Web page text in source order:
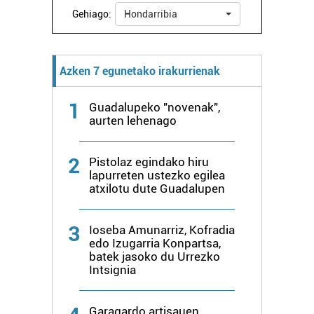
Webgune honek cookie propioak eta hirugarrenen cookie-
baliatzen gara. Ohar hau onartuz gero, teknologia hori
Gehiago: Hondarribia
Azken 7 egunetako irakurrienak
1
Guadalupeko "novenak",
aurten lehenago
2
Pistolaz egindako hiru
lapurreten ustezko egilea
atxilotu dute Guadalupen
3
Ioseba Amunarriz, Kofradia
edo Izugarria Konpartsa,
batek jasoko du Urrezko
Intsignia
Garagardo artisauen